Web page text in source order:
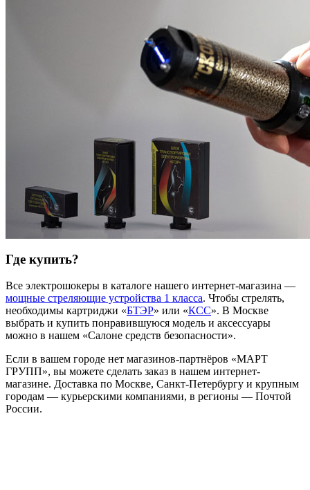
Где купить?
Все электрошокеры в каталоге нашего интернет-магазина —
мощные стреляющие устройства 1 класса. Чтобы стрелять,
необходимы картриджи «БТЭР» или «КСС». В Москве
выбрать и купить понравившуюся модель и аксессуары
можно в нашем «Салоне средств безопасности».
Если в вашем городе нет магазинов-партнёров «МАРТ
ГРУПП», вы можете сделать заказ в нашем интернет-
магазине. Доставка по Москве, Санкт-Петербургу и крупным
городам — курьерскими компаниями, в регионы — Почтой
России.